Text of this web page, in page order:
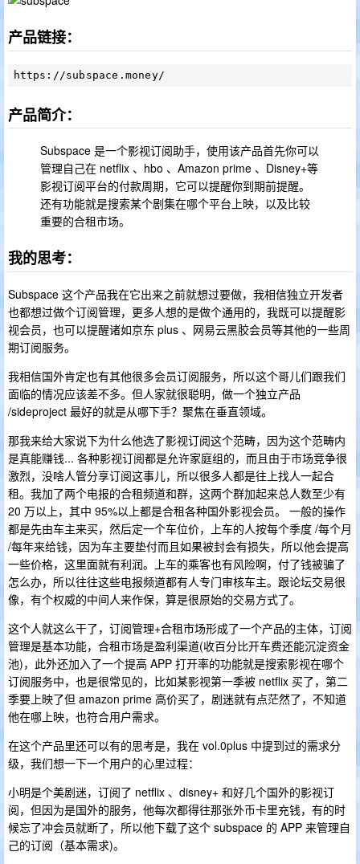
产品链接：
产品简介：
Subspace 是一个影视订阅助手，使用该产品首先你可以
管理自己在 netflix 、hbo 、Amazon prime 、Disney+等
影视订阅平台的付款周期，它可以提醒你到期前提醒。
还有功能就是搜索某个剧集在哪个平台上映，以及比较
重要的合租市场。
我的思考：
Subspace 这个产品我在它出来之前就想过要做，我相信独立开发者
也都想过做个订阅管理，更多人想的是做个通用的，我既可以提醒影
视会员，也可以提醒诸如京东 plus 、网易云黑胶会员等其他的一些周
期订阅服务。
我相信国外肯定也有其他很多会员订阅服务，所以这个哥儿们跟我们
面临的情况应该差不多。但人家就很聪明，做一个独立产品
/sideproject 最好的就是从哪下手？聚焦在垂直领域。
那我来给大家说下为什么他选了影视订阅这个范畴，因为这个范畴内
是真能赚钱... 各种影视订阅都是允许家庭组的，而且由于市场竞争很
激烈，没啥人管分享订阅这事儿，所以很多人都是往上找人一起合
租。我加了两个电报的合租频道和群，这两个群加起来总人数至少有
20 万以上，其中 95%以上都是合租各种国外影视会员。 一般的操作
都是先由车主来买，然后定一个车位价，上车的人按每个季度 /每个月
/每年来给钱，因为车主要垫付而且如果被封会有损失，所以他会提高
一些价格，这里面就有利润。上车的乘客也有风险啊，付了钱被骗了
怎么办，所以往往这些电报频道都有人专门审核车主。跟论坛交易很
像，有个权威的中间人来作保，算是很原始的交易方式了。
这个人就这么干了，订阅管理+合租市场形成了一个产品的主体，订阅
管理是基本功能，合租市场是盈利渠道(收百分比开车费还能沉淀资金
池)，此外还加入了一个提高 APP 打开率的功能就是搜索影视在哪个
订阅服务中，也是很常见的，比如某影视第一季被 netflix 买了，第二
季要上映了但 amazon prime 高价买了，剧迷就有点茫然了，不知道
他在哪上映，也符合用户需求。
在这个产品里还可以有的思考是，我在 vol.0plus 中提到过的需求分
级，我们想一下一个用户的心里过程：
小明是个美剧迷，订阅了 netflix 、disney+ 和好几个国外的影视订
阅，但因为是国外的服务，他每次都得往那张外币卡里充钱，有的时
候忘了冲会员就断了，所以他下载了这个 subspace 的 APP 来管理自
己的订阅（基本需求)。